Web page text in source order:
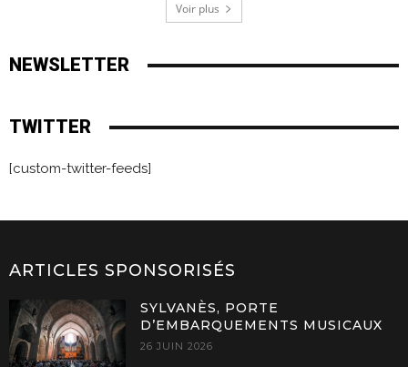
Voir plus
NEWSLETTER
TWITTER
[custom-twitter-feeds]
ARTICLES SPONSORISÉS
SYLVANÈS, PORTE
D’EMBARQUEMENTS MUSICAUX
26 JUIN 2026